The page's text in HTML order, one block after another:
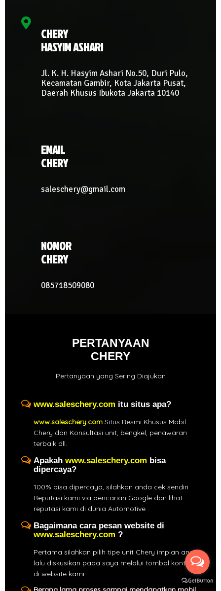
CHERY
HASYIM ASHARI
Jl. K. H. Hasyim Ashari No.50, Duri Pulo,
Kecamatan Gambir, Kota Jakarta Pusat,
Daerah Khusus Ibukota Jakarta 10140
EMAIL
CHERY
saleschery@gmail.com
NOMOR
CHERY
085718509080
PERTANYAAN
CHERY
Pertanyaan yang Sering Diajukan
www.saleschery.com itu situs apa?
www.saleschery.com Situs Resmi Khusus Mobil
Chery dan Konsultasi unit, bengkel, penawaran
terbaik dll.
Apakah www.saleschery.com bisa
dipercaya?
100% bisa dipercaya, silahkan anda cek sendiri
Reputasi kami via pencarian Google dan lihat
reputasi kami di dunia Automotive .
Bagaimana cara pesan website di
www.saleschery.com ?
Pertama silahkan pilih tipe unit Chery impian anda,
lalu diskusikan pada saya melalui tombol kontak
di website kami .